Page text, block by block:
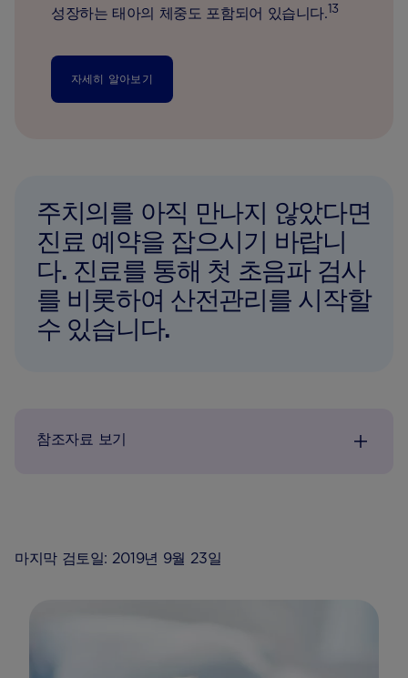
성장하는 태아의 체중도 포함되어 있습니다.13
자세히 알아보기
주치의를 아직 만나지 않았다면
진료 예약을 잡으시기 바랍니
다. 진료를 통해 첫 초음파 검사
를 비롯하여 산전관리를 시작할
수 있습니다.
참조자료 보기
마지막 검토일: 2019년 9월 23일